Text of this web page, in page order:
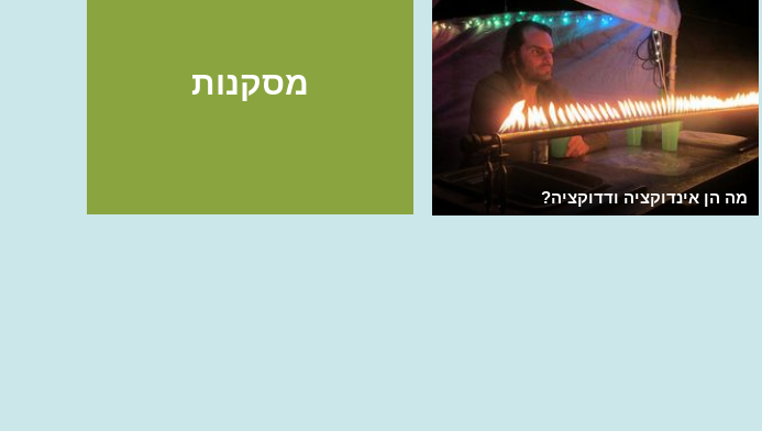
מסקנות
מה הן אינדוקציה ודדוקציה?